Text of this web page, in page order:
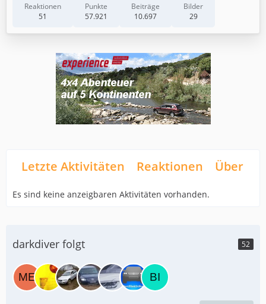
Reaktionen
51
Punkte
57.921
Beiträge
10.697
Bilder
29
Letzte Aktivitäten Reaktionen Über
Es sind keine anzeigbaren Aktivitäten vorhanden.
darkdiver folgt 52